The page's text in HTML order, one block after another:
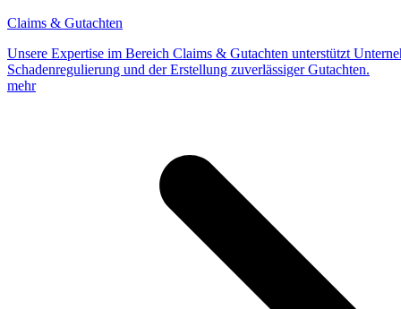
Claims & Gutachten
Unsere Expertise im Bereich Claims & Gutachten unterstützt
Schadenregulierung und der Erstellung zuverlässiger Gutachten.
mehr